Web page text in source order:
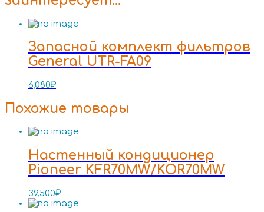
Запасной комплект фильтров
General UTR-FA09
6,080₽
Похожие товары
Настенный кондиционер
Pioneer KFR70MW/KOR70MW
39,500₽